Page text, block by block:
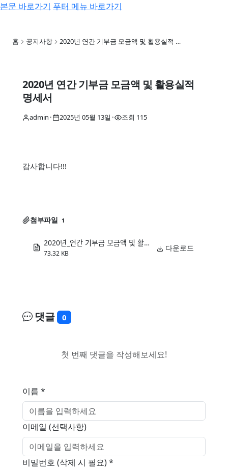
본문 바로가기 푸터 메뉴 바로가기
우리동네노동권찾기
홈 공지사항 2020년 연간 기부금 모금액 및 활용실적 …
2020년 연간 기부금 모금액 및 활용실적
명세서
admin · 2025년 05월 13일 · 조회 115
감사합니다!!!
첨부파일 1
2020년_연간 기부금 모금액 및 활용실적 명세서.pdf
73.32 KB
다운로드
댓글 0
첫 번째 댓글을 작성해보세요!
이름 *
이메일 (선택사항)
비밀번호 (삭제 시 필요) *